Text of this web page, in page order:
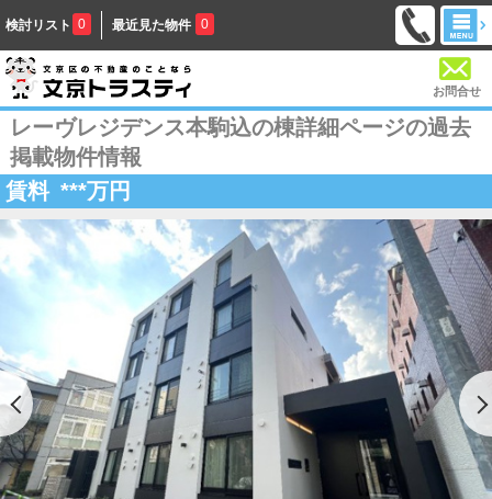
検討リスト 0 最近見た物件 0
お問合せ
レーヴレジデンス本駒込の棟詳細ページの過去
掲載物件情報
賃料 ***万円